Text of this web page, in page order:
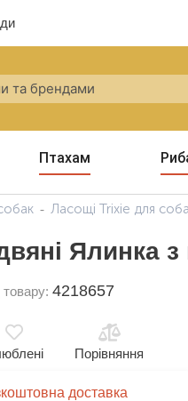
Птахам
Ласощі Trixie для
Ялинка
4218657
Порівняння
доставка